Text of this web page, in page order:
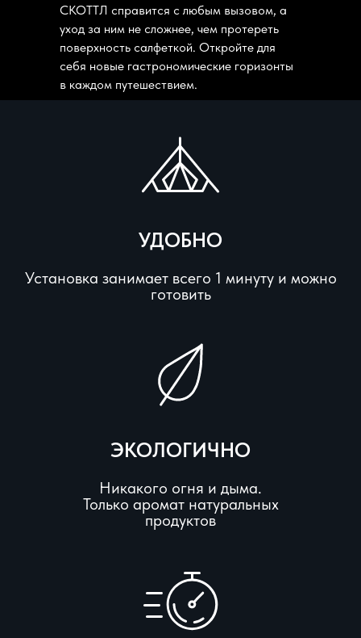
СКОТТЛ справится с любым вызовом, а
уход за ним не сложнее, чем протереть
поверхность салфеткой. Откройте для
себя новые гастрономические горизонты
в каждом путешествием.
УДОБНО
Установка занимает всего 1 минуту и можно
готовить
ЭКОЛОГИЧНО
Никакого огня и дыма.
Только аромат натуральных
продуктов